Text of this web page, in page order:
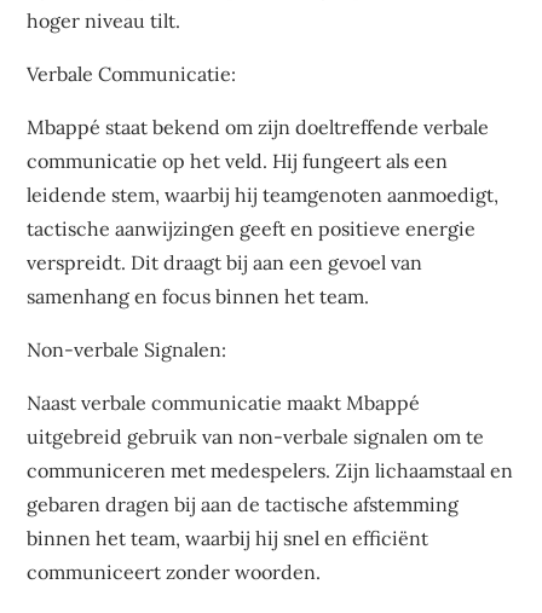
hoger niveau tilt.
Verbale Communicatie:
Mbappé staat bekend om zijn doeltreffende verbale
communicatie op het veld. Hij fungeert als een
leidende stem, waarbij hij teamgenoten aanmoedigt,
tactische aanwijzingen geeft en positieve energie
verspreidt. Dit draagt bij aan een gevoel van
samenhang en focus binnen het team.
Non-verbale Signalen:
Naast verbale communicatie maakt Mbappé
uitgebreid gebruik van non-verbale signalen om te
communiceren met medespelers. Zijn lichaamstaal en
gebaren dragen bij aan de tactische afstemming
binnen het team, waarbij hij snel en efficiënt
communiceert zonder woorden.